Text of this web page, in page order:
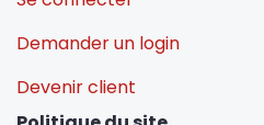
Demander un login
Devenir client